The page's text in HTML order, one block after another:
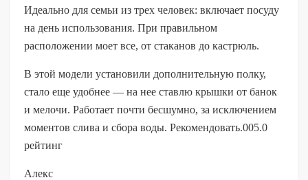
Идеально для семьи из трех человек: включает посуду
на день использования. При правильном
расположении моет все, от стаканов до кастрюль.
В этой модели установили дополнительную полку,
стало еще удобнее — на нее ставлю крышки от банок
и мелочи. Работает почти бесшумно, за исключением
моментов слива и сбора воды. Рекомендовать.005.0
рейтинг
Алекс